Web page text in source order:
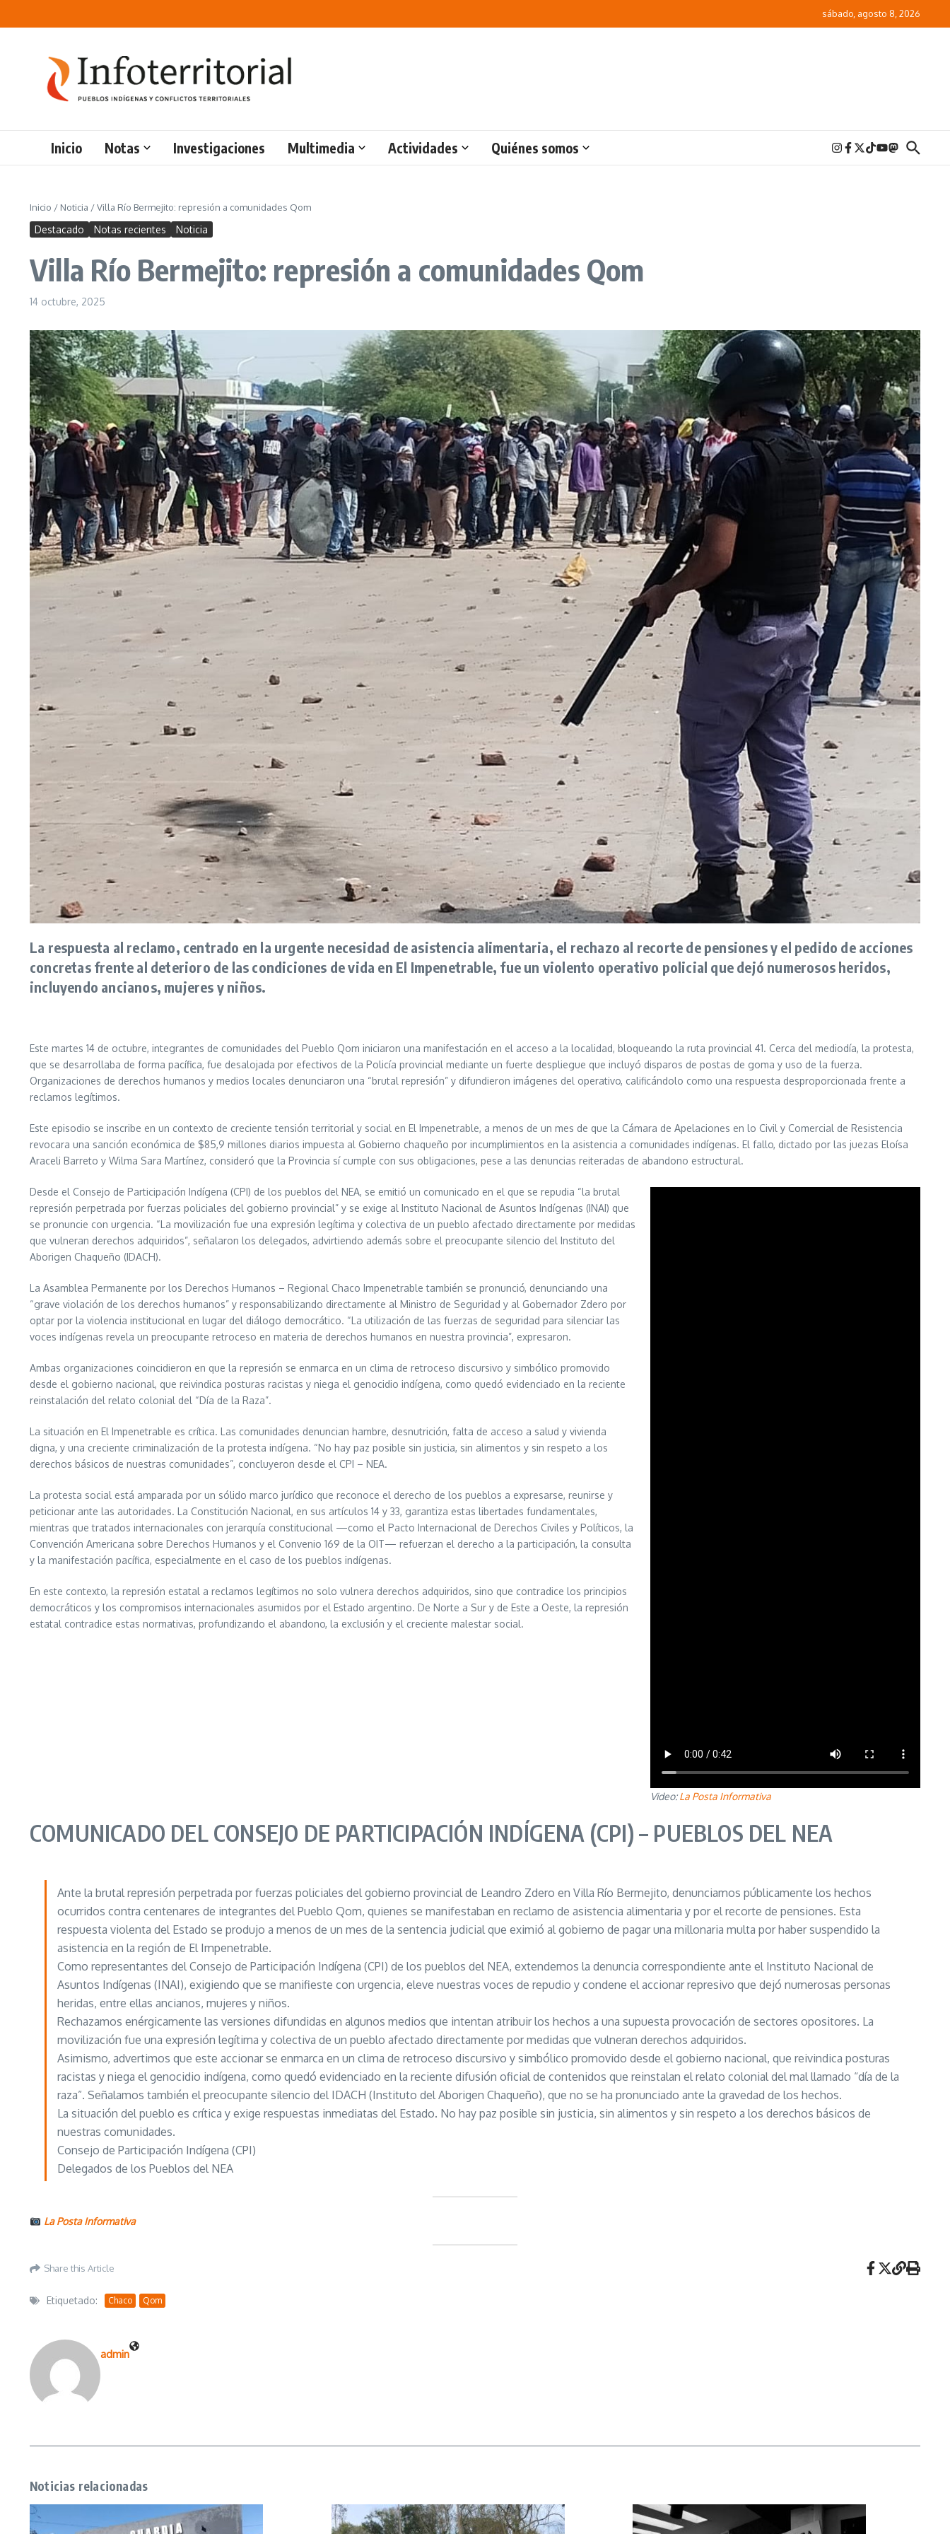
sábado, agosto 8, 2026
Inicio Notas Investigaciones Multimedia Actividades Quiénes somos
Inicio / Noticia /Villa Río Bermejito: represión a comunidades Qom
Destacado Notas recientes Noticia
Villa Río Bermejito: represión a comunidades Qom
14 octubre, 2025
La respuesta al reclamo, centrado en la urgente necesidad de asistencia alimentaria, el rechazo al recorte de pensiones y el pedido de acciones
concretas frente al deterioro de las condiciones de vida en El Impenetrable, fue un violento operativo policial que dejó numerosos heridos,
incluyendo ancianos, mujeres y niños.
Este martes 14 de octubre, integrantes de comunidades del Pueblo Qom iniciaron una manifestación en el acceso a la localidad, bloqueando la ruta provincial 41. Cerca del mediodía, la protesta,
que se desarrollaba de forma pacífica, fue desalojada por efectivos de la Policía provincial mediante un fuerte despliegue que incluyó disparos de postas de goma y uso de la fuerza.
Organizaciones de derechos humanos y medios locales denunciaron una “brutal represión” y difundieron imágenes del operativo, calificándolo como una respuesta desproporcionada frente a
reclamos legítimos.
Este episodio se inscribe en un contexto de creciente tensión territorial y social en El Impenetrable, a menos de un mes de que la Cámara de Apelaciones en lo Civil y Comercial de Resistencia
revocara una sanción económica de $85,9 millones diarios impuesta al Gobierno chaqueño por incumplimientos en la asistencia a comunidades indígenas. El fallo, dictado por las juezas Eloísa
Araceli Barreto y Wilma Sara Martínez, consideró que la Provincia sí cumple con sus obligaciones, pese a las denuncias reiteradas de abandono estructural.
Video:La Posta Informativa
Desde el Consejo de Participación Indígena (CPI) de los pueblos del NEA, se emitió un comunicado en el que se repudia “la brutal
represión perpetrada por fuerzas policiales del gobierno provincial” y se exige al Instituto Nacional de Asuntos Indígenas (INAI) que
se pronuncie con urgencia. “La movilización fue una expresión legítima y colectiva de un pueblo afectado directamente por medidas
que vulneran derechos adquiridos”, señalaron los delegados, advirtiendo además sobre el preocupante silencio del Instituto del
Aborigen Chaqueño (IDACH).
La Asamblea Permanente por los Derechos Humanos – Regional Chaco Impenetrable también se pronunció, denunciando una
“grave violación de los derechos humanos” y responsabilizando directamente al Ministro de Seguridad y al Gobernador Zdero por
optar por la violencia institucional en lugar del diálogo democrático. “La utilización de las fuerzas de seguridad para silenciar las
voces indígenas revela un preocupante retroceso en materia de derechos humanos en nuestra provincia”, expresaron.
Ambas organizaciones coincidieron en que la represión se enmarca en un clima de retroceso discursivo y simbólico promovido
desde el gobierno nacional, que reivindica posturas racistas y niega el genocidio indígena, como quedó evidenciado en la reciente
reinstalación del relato colonial del “Día de la Raza”.
La situación en El Impenetrable es crítica. Las comunidades denuncian hambre, desnutrición, falta de acceso a salud y vivienda
digna, y una creciente criminalización de la protesta indígena. “No hay paz posible sin justicia, sin alimentos y sin respeto a los
derechos básicos de nuestras comunidades”, concluyeron desde el CPI – NEA.
La protesta social está amparada por un sólido marco jurídico que reconoce el derecho de los pueblos a expresarse, reunirse y
peticionar ante las autoridades. La Constitución Nacional, en sus artículos 14 y 33, garantiza estas libertades fundamentales,
mientras que tratados internacionales con jerarquía constitucional —como el Pacto Internacional de Derechos Civiles y Políticos, la
Convención Americana sobre Derechos Humanos y el Convenio 169 de la OIT— refuerzan el derecho a la participación, la consulta
y la manifestación pacífica, especialmente en el caso de los pueblos indígenas.
En este contexto, la represión estatal a reclamos legítimos no solo vulnera derechos adquiridos, sino que contradice los principios
democráticos y los compromisos internacionales asumidos por el Estado argentino. De Norte a Sur y de Este a Oeste, la represión
estatal contradice estas normativas, profundizando el abandono, la exclusión y el creciente malestar social.
COMUNICADO DEL CONSEJO DE PARTICIPACIÓN INDÍGENA (CPI) – PUEBLOS DEL NEA
Ante la brutal represión perpetrada por fuerzas policiales del gobierno provincial de Leandro Zdero en Villa Río Bermejito, denunciamos públicamente los hechos
ocurridos contra centenares de integrantes del Pueblo Qom, quienes se manifestaban en reclamo de asistencia alimentaria y por el recorte de pensiones. Esta
respuesta violenta del Estado se produjo a menos de un mes de la sentencia judicial que eximió al gobierno de pagar una millonaria multa por haber suspendido la
asistencia en la región de El Impenetrable.
Como representantes del Consejo de Participación Indígena (CPI) de los pueblos del NEA, extendemos la denuncia correspondiente ante el Instituto Nacional de
Asuntos Indígenas (INAI), exigiendo que se manifieste con urgencia, eleve nuestras voces de repudio y condene el accionar represivo que dejó numerosas personas
heridas, entre ellas ancianos, mujeres y niños.
Rechazamos enérgicamente las versiones difundidas en algunos medios que intentan atribuir los hechos a una supuesta provocación de sectores opositores. La
movilización fue una expresión legítima y colectiva de un pueblo afectado directamente por medidas que vulneran derechos adquiridos.
Asimismo, advertimos que este accionar se enmarca en un clima de retroceso discursivo y simbólico promovido desde el gobierno nacional, que reivindica posturas
racistas y niega el genocidio indígena, como quedó evidenciado en la reciente difusión oficial de contenidos que reinstalan el relato colonial del mal llamado “día de la
raza”. Señalamos también el preocupante silencio del IDACH (Instituto del Aborigen Chaqueño), que no se ha pronunciado ante la gravedad de los hechos.
La situación del pueblo es crítica y exige respuestas inmediatas del Estado. No hay paz posible sin justicia, sin alimentos y sin respeto a los derechos básicos de
nuestras comunidades.
Consejo de Participación Indígena (CPI)
Delegados de los Pueblos del NEA
La Posta Informativa
Share this Article
Etiquetado: Chaco Qom
admin
Noticias relacionadas